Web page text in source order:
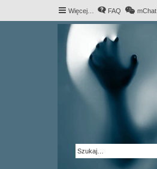
Więcej… FAQ mChat